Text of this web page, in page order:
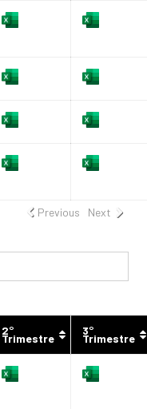
Previous Next
2°
Trimestre
3°
Trimestre